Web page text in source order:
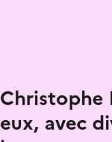
Christophe
eux, avec